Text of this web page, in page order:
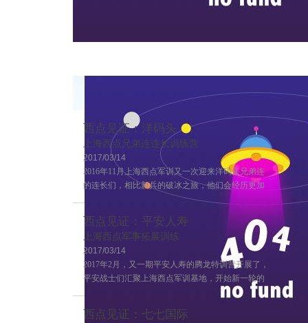
西点见证：洋码头
上海西点兄弟连连长训练营
2017/03/14
2016年11月上海西点军训又一次迎来洋码头兄弟连
的连长们，相比新兵的破冰之旅，他们会经历更加
严格的训练，这也是兄弟连连长训练的第二期，来
西点见证：平安人寿
上海西点军事拓展训练
2017/03/14
2017年2月，又一期平安人寿的腾龙特训营开展了，
平安战士们汇聚上海西点军训基地，开始新一轮的
西点见证：七七国际